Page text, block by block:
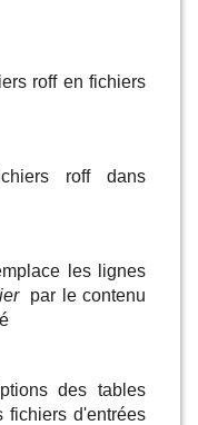
roff en fichiers
roff dans
les lignes
par le contenu
des tables
fichiers d'entrées